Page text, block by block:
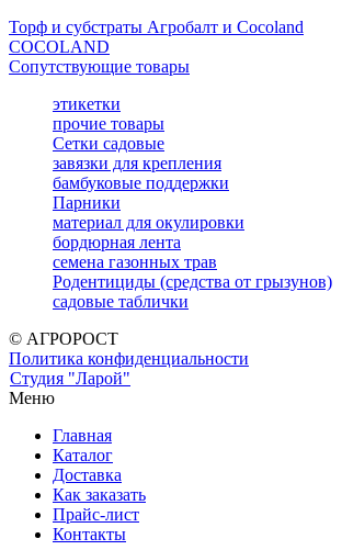
Торф и субстраты Агробалт и Cocoland
COCOLAND
Сопутствующие товары
этикетки
прочие товары
Сетки садовые
завязки для крепления
бамбуковые поддержки
Парники
материал для окулировки
бордюрная лента
семена газонных трав
Родентициды (средства от грызунов)
садовые таблички
© АГРОРОСТ
Политика конфиденциальности
Студия "Ларой"
Меню
Главная
Каталог
Доставка
Как заказать
Прайс-лист
Контакты